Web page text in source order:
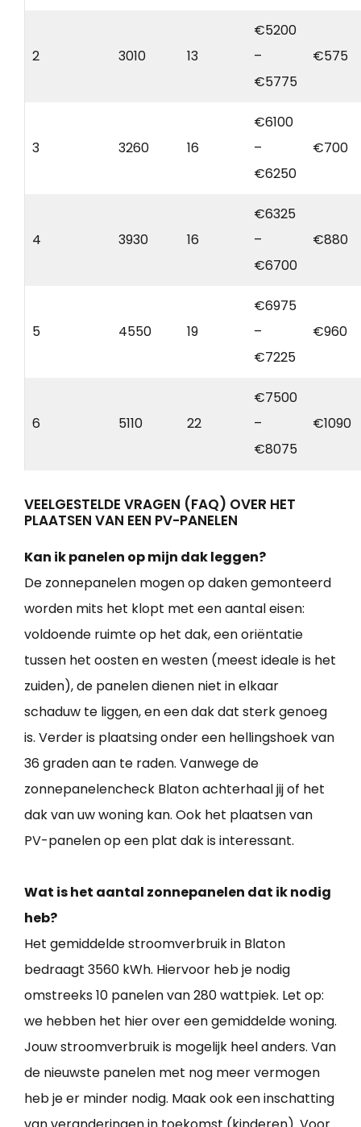
2 3010 13
€5200
–
€5775
€575
3 3260 16
€6100
–
€6250
€700
4 3930 16
€6325
–
€6700
€880
5 4550 19
€6975
–
€7225
€960
6 5110 22
€7500
–
€8075
€1090
VEELGESTELDE VRAGEN (FAQ) OVER HET
PLAATSEN VAN EEN PV-PANELEN
Kan ik panelen op mijn dak leggen?
De zonnepanelen mogen op daken gemonteerd
worden mits het klopt met een aantal eisen:
voldoende ruimte op het dak, een oriëntatie
tussen het oosten en westen (meest ideale is het
zuiden), de panelen dienen niet in elkaar
schaduw te liggen, en een dak dat sterk genoeg
is. Verder is plaatsing onder een hellingshoek van
36 graden aan te raden. Vanwege de
zonnepanelencheck Blaton achterhaal jij of het
dak van uw woning kan. Ook het plaatsen van
PV-panelen op een plat dak is interessant.
Wat is het aantal zonnepanelen dat ik nodig
heb?
Het gemiddelde stroomverbruik in Blaton
bedraagt 3560 kWh. Hiervoor heb je nodig
omstreeks 10 panelen van 280 wattpiek. Let op:
we hebben het hier over een gemiddelde woning.
Jouw stroomverbruik is mogelijk heel anders. Van
de nieuwste panelen met nog meer vermogen
heb je er minder nodig. Maak ook een inschatting